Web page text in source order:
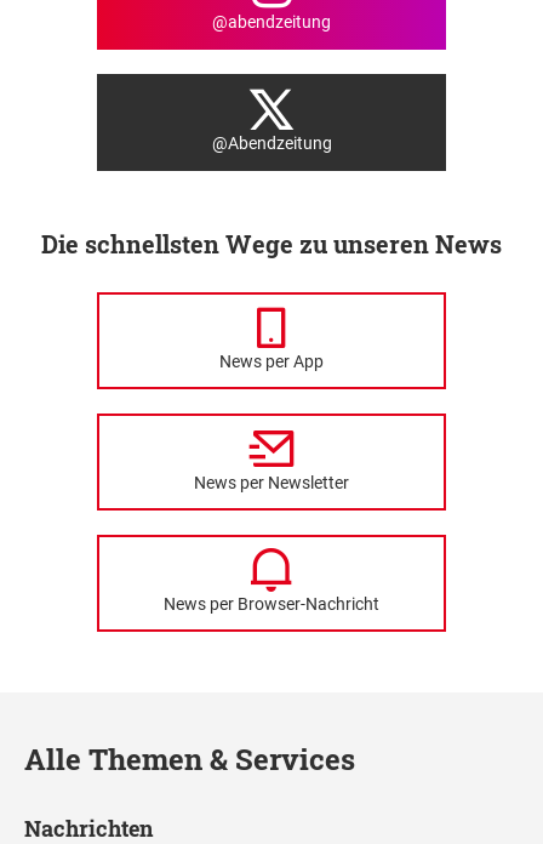
@abendzeitung
@Abendzeitung
Die schnellsten Wege zu unseren News
News per App
News per Newsletter
News per Browser-Nachricht
Alle Themen & Services
Nachrichten